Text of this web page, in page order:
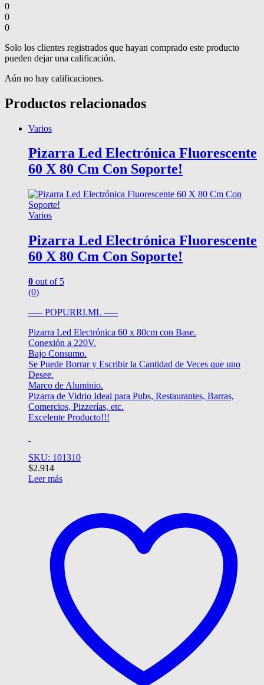
0
0
0
Solo los clientes registrados que hayan comprado este producto
pueden dejar una calificación.
Aún no hay calificaciones.
Productos relacionados
Varios
Pizarra Led Electrónica Fluorescente
60 X 80 Cm Con Soporte!
Varios
Pizarra Led Electrónica Fluorescente
60 X 80 Cm Con Soporte!
0 out of 5
(0)
—– POPURRI.ML —–
Pizarra Led Electrónica 60 x 80cm con Base.
Conexión a 220V.
Bajo Consumo.
Se Puede Borrar y Escribir la Cantidad de Veces que uno
Desee.
Marco de Aluminio.
Pizarra de Vidrio Ideal para Pubs, Restaurantes, Barras,
Comercios, Pizzerías, etc.
Excelente Producto!!!
SKU: 101310
$2.914
Leer más